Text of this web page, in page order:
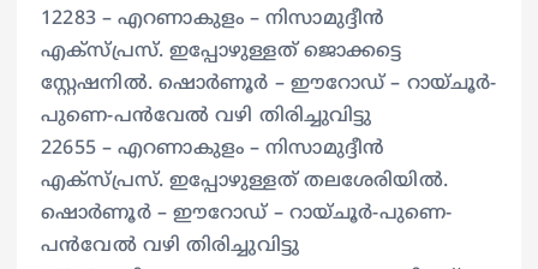
12283 – എറണാകുളം – നിസാമുദ്ദീൻ
എക്സ്പ്രസ്. ഇപ്പോഴുള്ളത് ജൊക്കട്ടെ
സ്റ്റേഷനിൽ. ഷൊര്‍ണൂര്‍ – ഈറോഡ് – റായ്‌ചൂര്‍-
പുണെ-പൻവേൽ വഴി തിരിച്ചുവിട്ടു
22655 – എറണാകുളം – നിസാമുദ്ദീൻ
എക്സ്പ്രസ്. ഇപ്പോഴുള്ളത് തലശേരിയിൽ.
ഷൊര്‍ണൂര്‍ – ഈറോഡ് – റായ്‌ചൂര്‍-പുണെ-
പൻവേൽ വഴി തിരിച്ചുവിട്ടു